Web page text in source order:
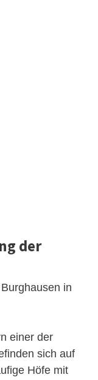
der
in
einer der
sich auf
Höfe mit